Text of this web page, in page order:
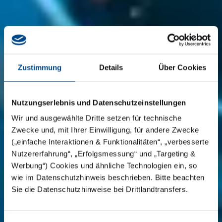
Zustimmung Details Über Cookies
Nutzungserlebnis und Datenschutzeinstellungen
Wir und ausgewählte Dritte setzen für technische
Zwecke und, mit Ihrer Einwilligung, für andere Zwecke
(„einfache Interaktionen & Funktionalitäten“, „verbesserte
Nutzererfahrung“, „Erfolgsmessung“ und „Targeting &
Werbung“) Cookies und ähnliche Technologien ein, so
wie im Datenschutzhinweis beschrieben. Bitte beachten
Sie die Datenschutzhinweise bei Drittlandtransfers.